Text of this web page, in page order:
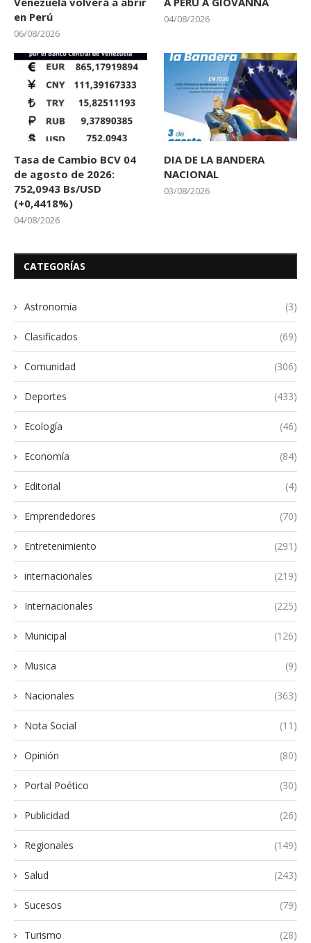
en Perú
06/08/2026
04/08/2026
Tasa de Cambio BCV 04
de agosto de 2026:
752,0943 Bs/USD
(+0,4418%)
04/08/2026
DIA DE LA BANDERA
NACIONAL
03/08/2026
CATEGORÍAS
Astronomia (3)
Clasificados (69)
Comunidad (306)
Deportes (433)
Ecología (46)
Economía (84)
Editorial (4)
Emprendedores (70)
Entretenimiento (291)
internacionales (219)
Internacionales (225)
Municipal (126)
Musica (9)
Nacionales (363)
Nota Social (11)
Opinión (80)
Portal Poético (30)
Publicidad (26)
Regionales (149)
Salud (243)
Sucesos (79)
Turismo (28)